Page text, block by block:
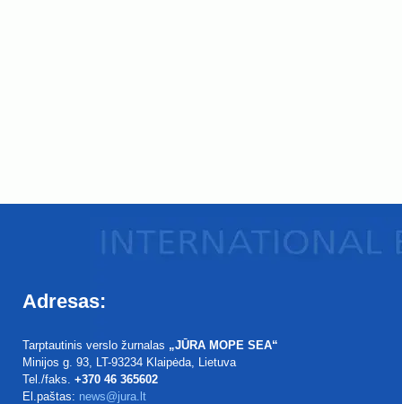
Adresas:
Tarptautinis verslo žurnalas „JŪRA MOPE SEA“
Minijos g. 93, LT-93234 Klaipėda, Lietuva
Tel./faks. +370 46 365602
El.paštas: news@jura.lt